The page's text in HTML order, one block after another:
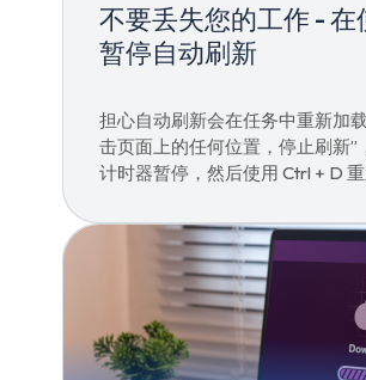
不要丢失您的工作 -
暂停自动刷新
担心自动刷新会在任务中重新加
击页面上的任何位置，停止刷新”
计时器暂停，然后使用 Ctrl + D 重